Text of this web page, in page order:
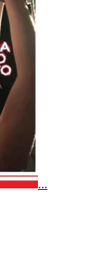
...